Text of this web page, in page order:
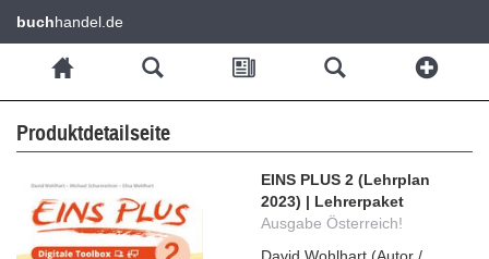
buchhandel.de
Produktdetailseite
EINS PLUS 2 (Lehrplan
2023) | Lehrerpaket
Ausgabe Österreich!